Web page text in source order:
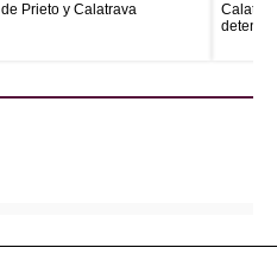
de Prieto y Calatrava